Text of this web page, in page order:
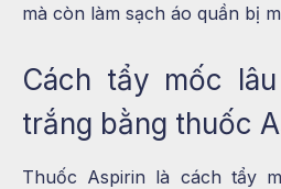
mà còn làm sạch áo quần bị
Cách tẩy mốc
trắng bằng thuốc
Thuốc Aspirin là cách tẩy